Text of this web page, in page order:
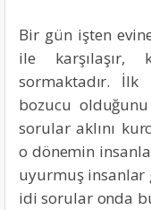
Bir gün işten
ile karşılaşır,
sormaktadır. İlk
bozucu
sorular aklını
o dönemin
uyurmuş insanlar
idi sorular onda